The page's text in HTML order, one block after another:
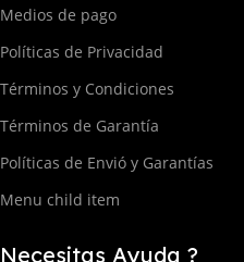
Medios de pago
Políticas de Privacidad
Términos y Condiciones
Términos de Garantía
Políticas de Envió y Garantías
Menu child item
Necesitas Ayuda ?